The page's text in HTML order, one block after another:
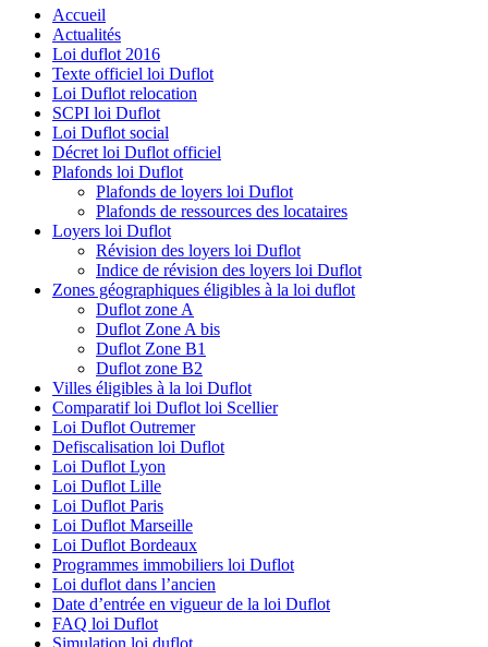
Accueil
Actualités
Loi duflot 2016
Texte officiel loi Duflot
Loi Duflot relocation
SCPI loi Duflot
Loi Duflot social
Décret loi Duflot officiel
Plafonds loi Duflot
Plafonds de loyers loi Duflot
Plafonds de ressources des locataires
Loyers loi Duflot
Révision des loyers loi Duflot
Indice de révision des loyers loi Duflot
Zones géographiques éligibles à la loi duflot
Duflot zone A
Duflot Zone A bis
Duflot Zone B1
Duflot zone B2
Villes éligibles à la loi Duflot
Comparatif loi Duflot loi Scellier
Loi Duflot Outremer
Defiscalisation loi Duflot
Loi Duflot Lyon
Loi Duflot Lille
Loi Duflot Paris
Loi Duflot Marseille
Loi Duflot Bordeaux
Programmes immobiliers loi Duflot
Loi duflot dans l’ancien
Date d’entrée en vigueur de la loi Duflot
FAQ loi Duflot
Simulation loi duflot